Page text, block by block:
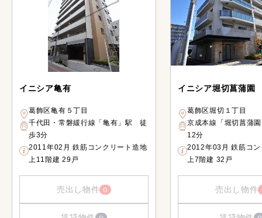
イニシア亀有
葛飾区亀有５丁目
千代田・常磐緩行線「亀有」駅 徒
歩3分
2011年02月 鉄筋コンクリート造地
上11階建 29戸
売出し物件 0
イニシア堀切菖蒲園
葛飾区堀切１丁目
京成本線「堀切菖蒲
12分
2012年03月 鉄筋コ
上7階建 32戸
売出し物件